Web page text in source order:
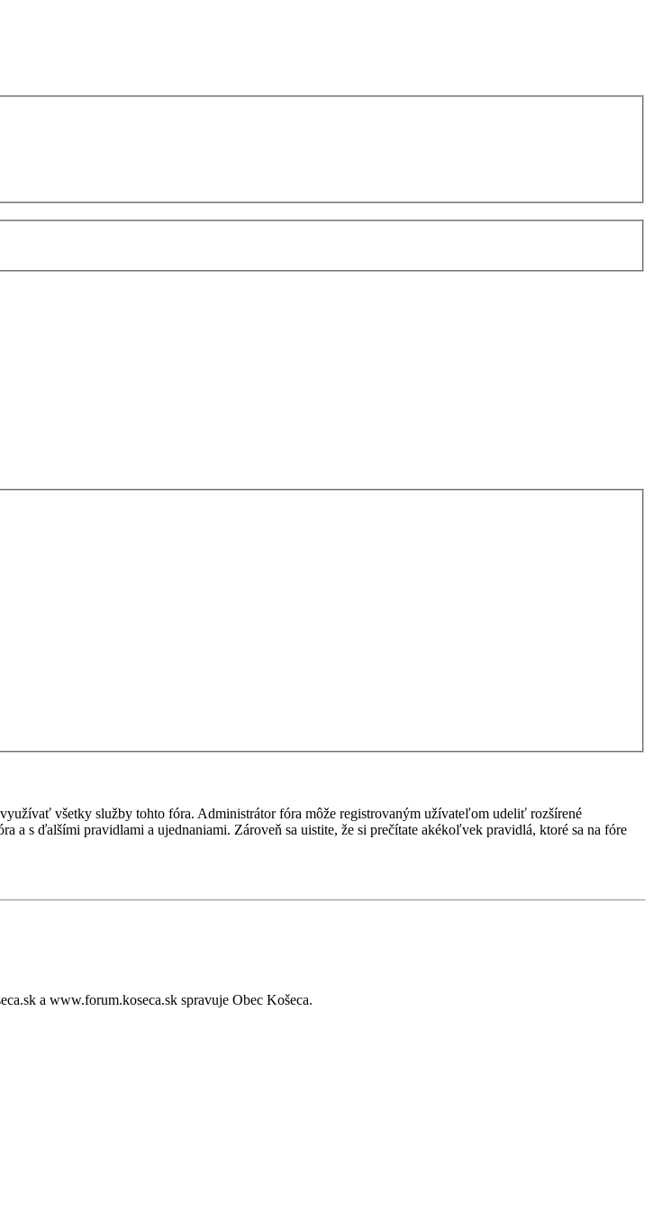
všetky služby tohto fóra. Administrátor fóra môže registrovaným užívateľom udeliť rozšírené
a s ďalšími pravidlami a ujednaniami. Zároveň sa uistite, že si prečítate akékoľvek pravidlá, ktoré sa na fóre
a www.forum.koseca.sk spravuje Obec Košeca.